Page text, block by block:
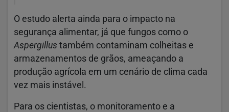
O estudo alerta ainda para o impacto na
segurança alimentar, já que fungos como o
Aspergillus também contaminam colheitas e
armazenamentos de grãos, ameaçando a
produção agrícola em um cenário de clima cada
vez mais instável.
Para os cientistas, o monitoramento e a